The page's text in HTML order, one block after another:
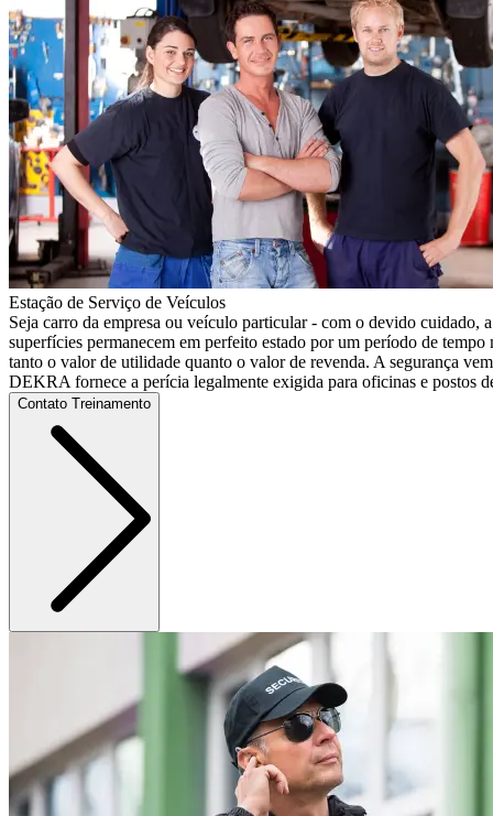
Estação de Serviço de Veículos
Seja carro da empresa ou veículo particular - com o devido cuidado,
superfícies permanecem em perfeito estado por um período de tempo
tanto o valor de utilidade quanto o valor de revenda. A segurança
DEKRA fornece a perícia legalmente exigida para oficinas e postos
Contato Treinamento